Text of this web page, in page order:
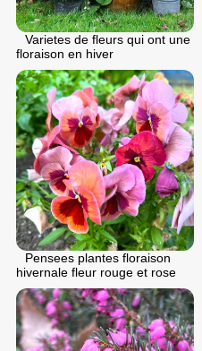
Varietes de fleurs qui ont une
floraison en hiver
Pensees plantes floraison
hivernale fleur rouge et rose